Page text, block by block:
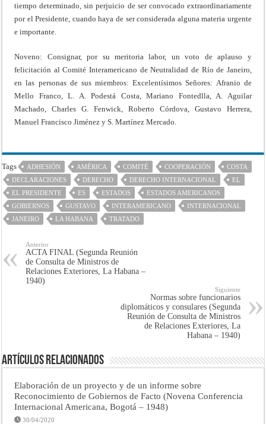
tiempo determinado, sin perjuicio de ser convocado extraordinariamente
por el Presidente, cuando haya de ser considerada alguna materia urgente
e importante.
Noveno: Consignar, por su meritoria labor, un voto de aplauso y
felicitación al Comité Interamericano de Neutralidad de Río de Janeiro,
en las personas de sus miembros: Excelentísimos Señores: Afranio de
Mello Franco, L. A. Podestá Costa, Mariano Fontedlla, A. Aguilar
Machado, Charles G. Fenwick, Roberto Córdova, Gustavo Herrera,
Manuel Francisco Jiménez y S. Martínez Mercado.
Tags ADHESIÓN AMÉRICA COMITÉ COOPERACIÓN
COSTA
DECLARACIONES
DERECHO DERECHO INTERNACIONAL
EL
EL PRESIDENTE
ES ESTADOS
ESTADOS AMERICANOS
GOBIERNOS
GUSTAVO INTERAMERICANO
INTERNACIONAL
JANEIRO
LA HABANA TRATADO
Anterior
ACTA FINAL (Segunda Reunión
de Consulta de Ministros de
Relaciones Exteriores, La Habana –
1940)
Siguiente
Normas sobre funcionarios
diplomáticos y consulares (Segunda
Reunión de Consulta de Ministros
de Relaciones Exteriores, La
Habana – 1940)
Artículos Relacionados
Elaboración de un proyecto y de un informe sobre
Reconocimiento de Gobiernos de Facto (Novena Conferencia
Internacional Americana, Bogotá – 1948)
30/04/2020